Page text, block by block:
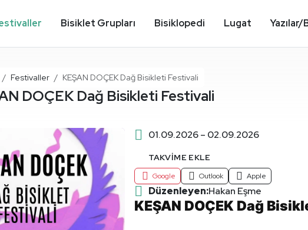
Bisiklet Grupları Bisiklopedi Lugat Yazılar/
Sayfa
Festivaller KEŞAN DOÇEK Dağ Bisikleti Festivali
DOÇEK Dağ Bisikleti Festivali
01.09.2026 – 02.09.2026
TAKVIME EKLE
Google Outlook Apple
Düzenleyen:Hakan Eşme
KEŞAN DOÇEK Dağ